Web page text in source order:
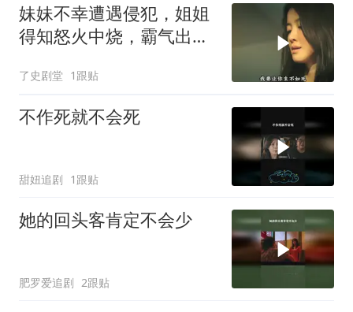
妹妹不幸遭遇侵犯，姐姐
得知怒火中烧，霸气出手
了史剧堂 1跟贴
不作死就不会死
甜妞追剧 1跟贴
她的回头客肯定不会少
肥罗爱追剧 2跟贴